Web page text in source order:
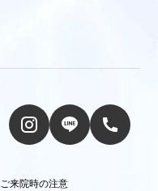
ご来院時の注意